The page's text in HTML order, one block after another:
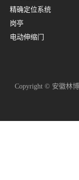
精确定位系统
岗亭
电动伸缩门
Copyright © 安徽林